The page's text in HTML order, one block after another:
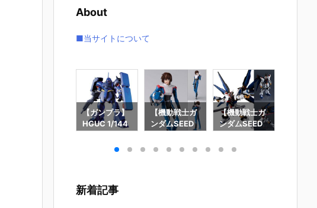
ブ
About
■当サイトについて
【ガンプラ】
HGUC 1/144
ガ（レズン・
ム 逆襲のシャ
【機動戦士ガ
ンダムSEED
S.H.フィギュ
【機動戦士ガ
ンダムSEED
UNDAM UNI
新着記事